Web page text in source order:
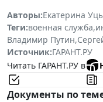
Авторы:Екатерина
Теги:военная служба,
Владимир Путин,
Источник:ГАРАНТ.РУ
Читать ГАРАНТ.РУ в
Документы по